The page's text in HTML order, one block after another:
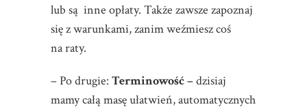
lub są inne opłaty. Także zawsze zapoznaj
się z warunkami, zanim weźmiesz coś
na raty.
– Po drugie: Terminowość –dzisiaj
mamy całą masę ułatwień, automatycznych